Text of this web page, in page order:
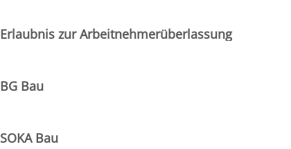
Erlaubnis zur Arbeitnehmerüberlassung
BG Bau
SOKA Bau